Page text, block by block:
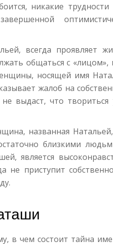
никакие
всегда проявляет
общаться с
носящей имя
жалоб на
выдаст, что
названная
близкими
является
не приступит
в чем состоит тайна